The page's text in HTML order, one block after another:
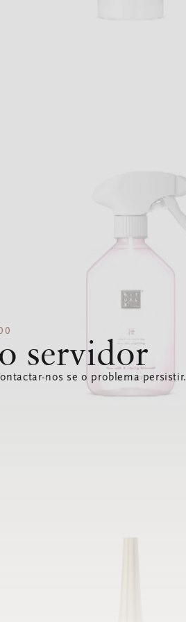
servidor
nos se o problema persistir.